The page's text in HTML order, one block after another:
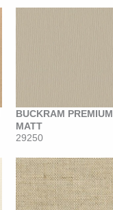
BUCKRAM PREMIUM
MATT
29250